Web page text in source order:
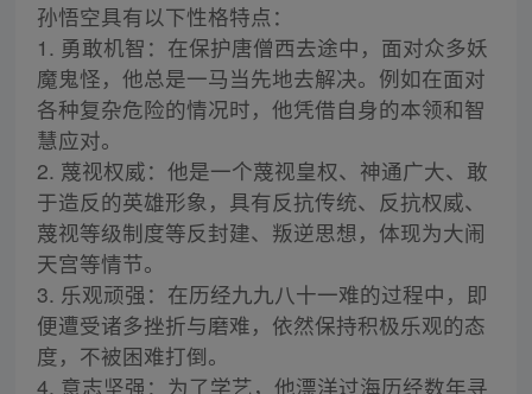
孙悟空具有以下性格特点：
1. 勇敢机智：在保护唐僧西去途中，面对众多妖
魔鬼怪，他总是一马当先地去解决。例如在面对
各种复杂危险的情况时，他凭借自身的本领和智
慧应对。
2. 蔑视权威：他是一个蔑视皇权、神通广大、敢
于造反的英雄形象，具有反抗传统、反抗权威、
蔑视等级制度等反封建、叛逆思想，体现为大闹
天宫等情节。
3. 乐观顽强：在历经九九八十一难的过程中，即
便遭受诸多挫折与磨难，依然保持积极乐观的态
度，不被困难打倒。
4. 意志坚强：为了学艺，他漂洋过海历经数年寻